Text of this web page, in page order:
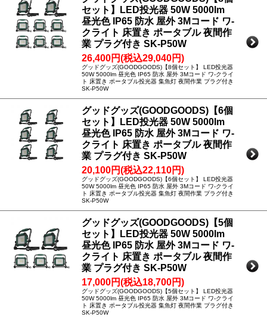
セット】LED投光器 50W 5000lm
昼光色 IP65 防水 屋外 3Mコード ワ-
クライト 床置き ポータブル 夜間作
業 プラグ付き SK-P50W
26,400円(税込29,040円)
グッドグッズ(GOODGOODS)【8個セット】 LED投光器
50W 5000lm 昼光色 IP65 防水 屋外 3Mコード ワ-クライ
ト 床置き ポータブル投光器 集魚灯 夜間作業 プラグ付き
SK-P50W
グッドグッズ(GOODGOODS)【6個
セット】LED投光器 50W 5000lm
昼光色 IP65 防水 屋外 3Mコード ワ-
クライト 床置き ポータブル 夜間作
業 プラグ付き SK-P50W
20,100円(税込22,110円)
グッドグッズ(GOODGOODS)【6個セット】 LED投光器
50W 5000lm 昼光色 IP65 防水 屋外 3Mコード ワ-クライ
ト 床置き ポータブル投光器 集魚灯 夜間作業 プラグ付き
SK-P50W
グッドグッズ(GOODGOODS)【5個
セット】LED投光器 50W 5000lm
昼光色 IP65 防水 屋外 3Mコード ワ-
クライト 床置き ポータブル 夜間作
業 プラグ付き SK-P50W
17,000円(税込18,700円)
グッドグッズ(GOODGOODS)【5個セット】 LED投光器
50W 5000lm 昼光色 IP65 防水 屋外 3Mコード ワ-クライ
ト 床置き ポータブル投光器 集魚灯 夜間作業 プラグ付き
SK-P50W